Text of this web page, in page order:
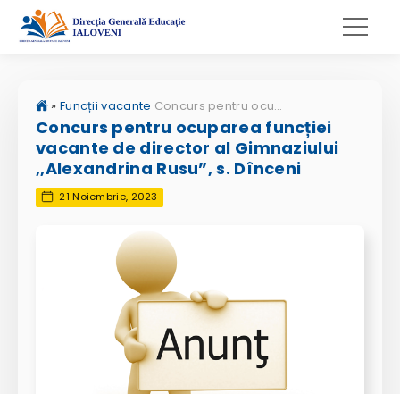
» Funcții vacante Concurs pentru ocuparea funcției vacante de director al Gimnaziului ,,Alexandrina Rusu”, s. Dînceni
Concurs pentru ocuparea funcției
vacante de director al Gimnaziului
,,Alexandrina Rusu”, s. Dînceni
21 Noiembrie, 2023